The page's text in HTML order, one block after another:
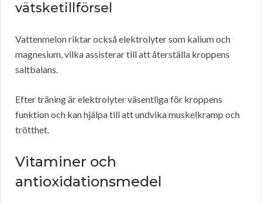
vätsketillförsel
Vattenmelon riktar också elektrolyter som kalium och
magnesium, vilka assisterar till att återställa kroppens
saltbalans.
Efter träning är elektrolyter väsentliga för kroppens
funktion och kan hjälpa till att undvika muskelkramp och
trötthet.
Vitaminer och
antioxidationsmedel